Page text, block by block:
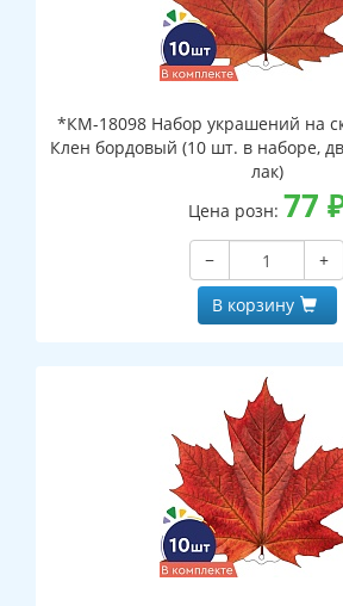
*КМ-18098 Набор украшений на
Клен бордовый (10 шт. в наборе,
лак)
Цена розн: 77
−
+
В корзину